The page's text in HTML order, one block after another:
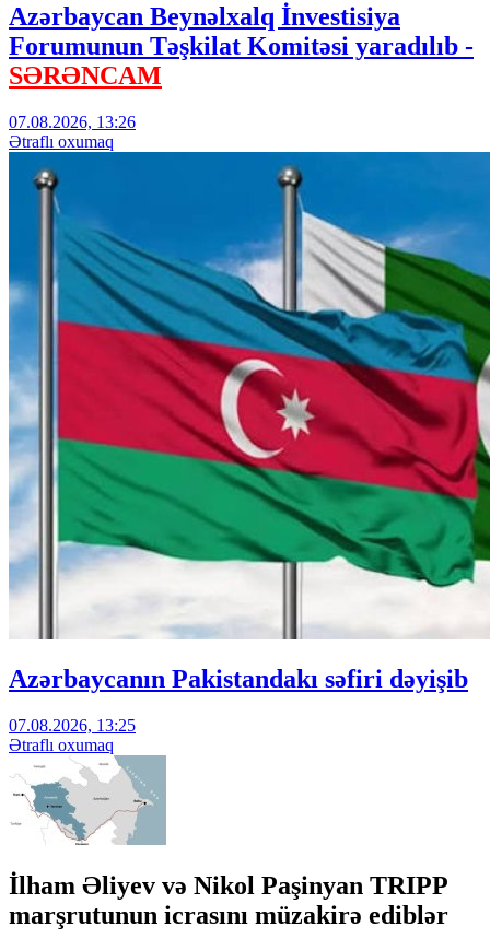
Azərbaycan Beynəlxalq İnvestisiya
Forumunun Təşkilat Komitəsi yaradılıb -
SƏRƏNCAM
07.08.2026, 13:26
Ətraflı oxumaq
Azərbaycanın Pakistandakı səfiri dəyişib
07.08.2026, 13:25
Ətraflı oxumaq
İlham Əliyev və Nikol Paşinyan TRIPP
marşrutunun icrasını müzakirə ediblər